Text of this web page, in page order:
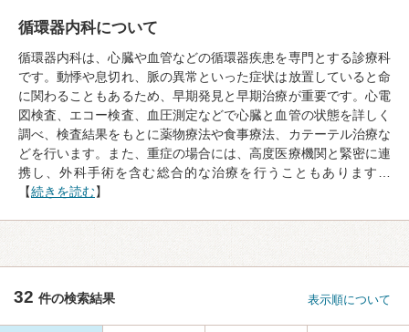
循環器内科について
循環器内科は、心臓や血管などの循環器疾患を専門とする診療科
です。動悸や息切れ、脈の異常といった症状は放置していると命
に関わることもあるため、早期発見と早期治療が重要です。心電
図検査、エコー検査、血圧測定などで心臓と血管の状態を詳しく
調べ、検査結果をもとに薬物療法や食事療法、カテーテル治療な
どを行います。また、重症の場合には、高度医療機関と緊密に連
携し、外科手術を含む総合的な治療を行うこともあります…
【続きを読む】
32 件の検索結果 表示順について